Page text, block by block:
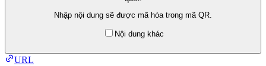
Nhập nội dung sẽ được mã hóa trong mã QR.
Nội dung khác
URL